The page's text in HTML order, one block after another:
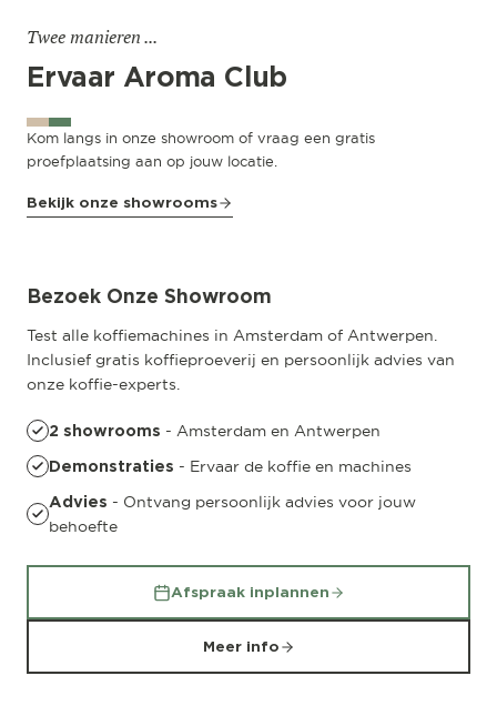
Twee manieren ...
Ervaar Aroma Club
Kom langs in onze showroom of vraag een gratis
proefplaatsing aan op jouw locatie.
Bekijk onze showrooms
Antwerpen
Bezoek Onze Showroom
Test alle koffiemachines in Amsterdam of Antwerpen.
Inclusief gratis koffieproeverij en persoonlijk advies van
onze koffie-experts.
2 showrooms - Amsterdam en Antwerpen
Demonstraties - Ervaar de koffie en machines
Advies - Ontvang persoonlijk advies voor jouw
behoefte
Afspraak inplannen
Meer info